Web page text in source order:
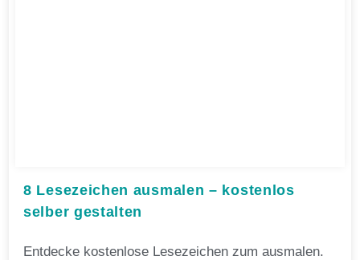
8 Lesezeichen ausmalen – kostenlos
selber gestalten
Entdecke kostenlose Lesezeichen zum ausmalen.